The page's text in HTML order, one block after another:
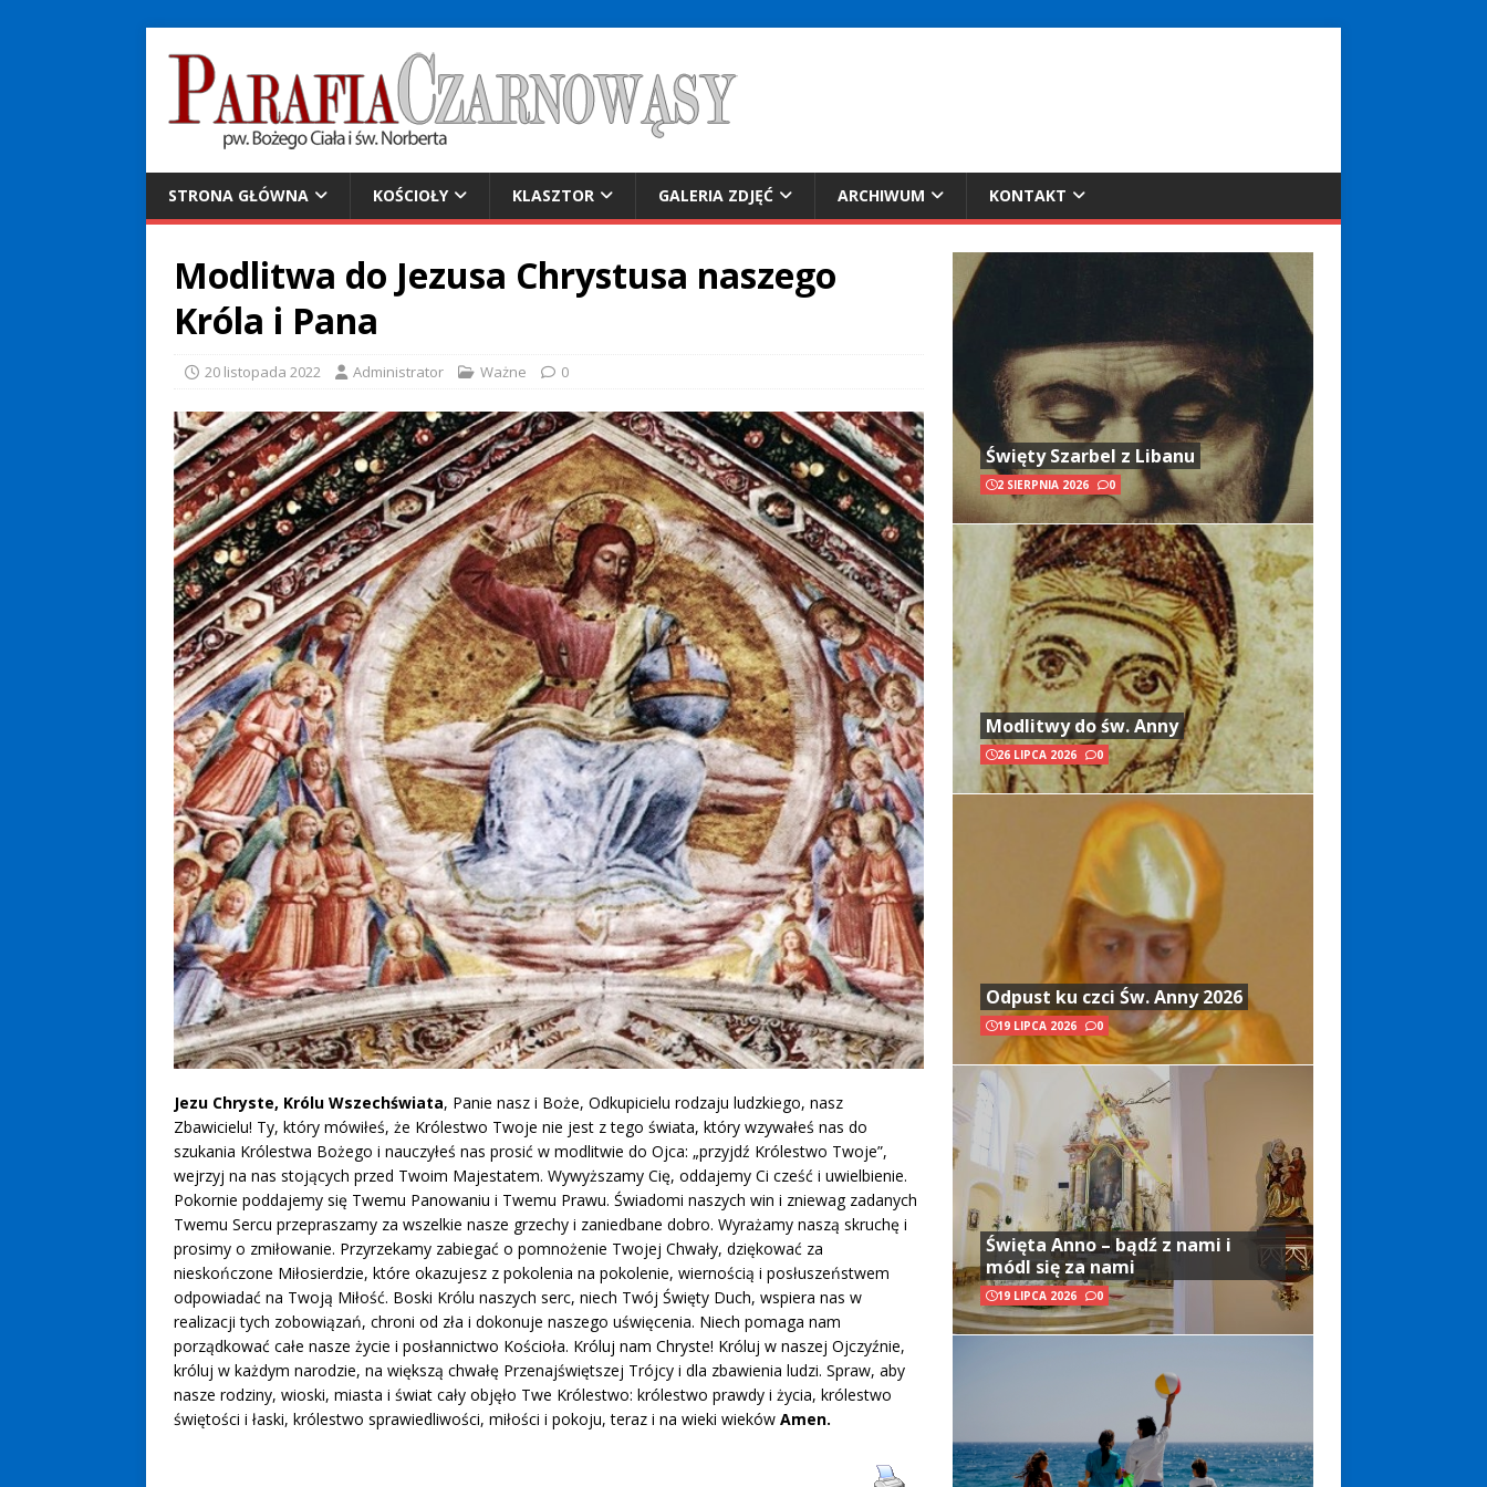
STRONA GŁÓWNA KOŚCIOŁY KLASZTOR GALERIA ZDJĘĆ ARCHIWUM KONTAKT
Modlitwa do Jezusa Chrystusa naszego
Króla i Pana
20 listopada 2022 Administrator Ważne 0
Jezu Chryste, Królu Wszechświata, Panie nasz i Boże, Odkupicielu rodzaju ludzkiego, nasz
Zbawicielu! Ty, który mówiłeś, że Królestwo Twoje nie jest z tego świata, który wzywałeś nas do
szukania Królestwa Bożego i nauczyłeś nas prosić w modlitwie do Ojca: „przyjdź Królestwo Twoje”,
wejrzyj na nas stojących przed Twoim Majestatem. Wywyższamy Cię, oddajemy Ci cześć i uwielbienie.
Pokornie poddajemy się Twemu Panowaniu i Twemu Prawu. Świadomi naszych win i zniewag zadanych
Twemu Sercu przepraszamy za wszelkie nasze grzechy i zaniedbane dobro. Wyrażamy naszą skruchę i
prosimy o zmiłowanie. Przyrzekamy zabiegać o pomnożenie Twojej Chwały, dziękować za
nieskończone Miłosierdzie, które okazujesz z pokolenia na pokolenie, wiernością i posłuszeństwem
odpowiadać na Twoją Miłość. Boski Królu naszych serc, niech Twój Święty Duch, wspiera nas w
realizacji tych zobowiązań, chroni od zła i dokonuje naszego uświęcenia. Niech pomaga nam
porządkować całe nasze życie i posłannictwo Kościoła. Króluj nam Chryste! Króluj w naszej Ojczyźnie,
króluj w każdym narodzie, na większą chwałę Przenajświętszej Trójcy i dla zbawienia ludzi. Spraw, aby
nasze rodziny, wioski, miasta i świat cały objęło Twe Królestwo: królestwo prawdy i życia, królestwo
świętości i łaski, królestwo sprawiedliwości, miłości i pokoju, teraz i na wieki wieków Amen.
Święty Szarbel z Libanu
2 SIERPNIA 2026 0
Modlitwy do św. Anny
26 LIPCA 2026 0
Odpust ku czci Św. Anny 2026
19 LIPCA 2026 0
Święta Anno – bądź z nami i
módl się za nami
19 LIPCA 2026 0